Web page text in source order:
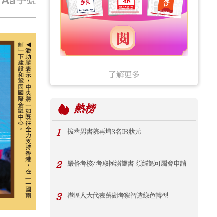
了解更多
熱榜
1 拔萃男書院再增3名IB狀元
2 嚴格考核/考取拯溺證書 須經認可屬會申請
3 港區人大代表蕪湖考察智造綠色轉型